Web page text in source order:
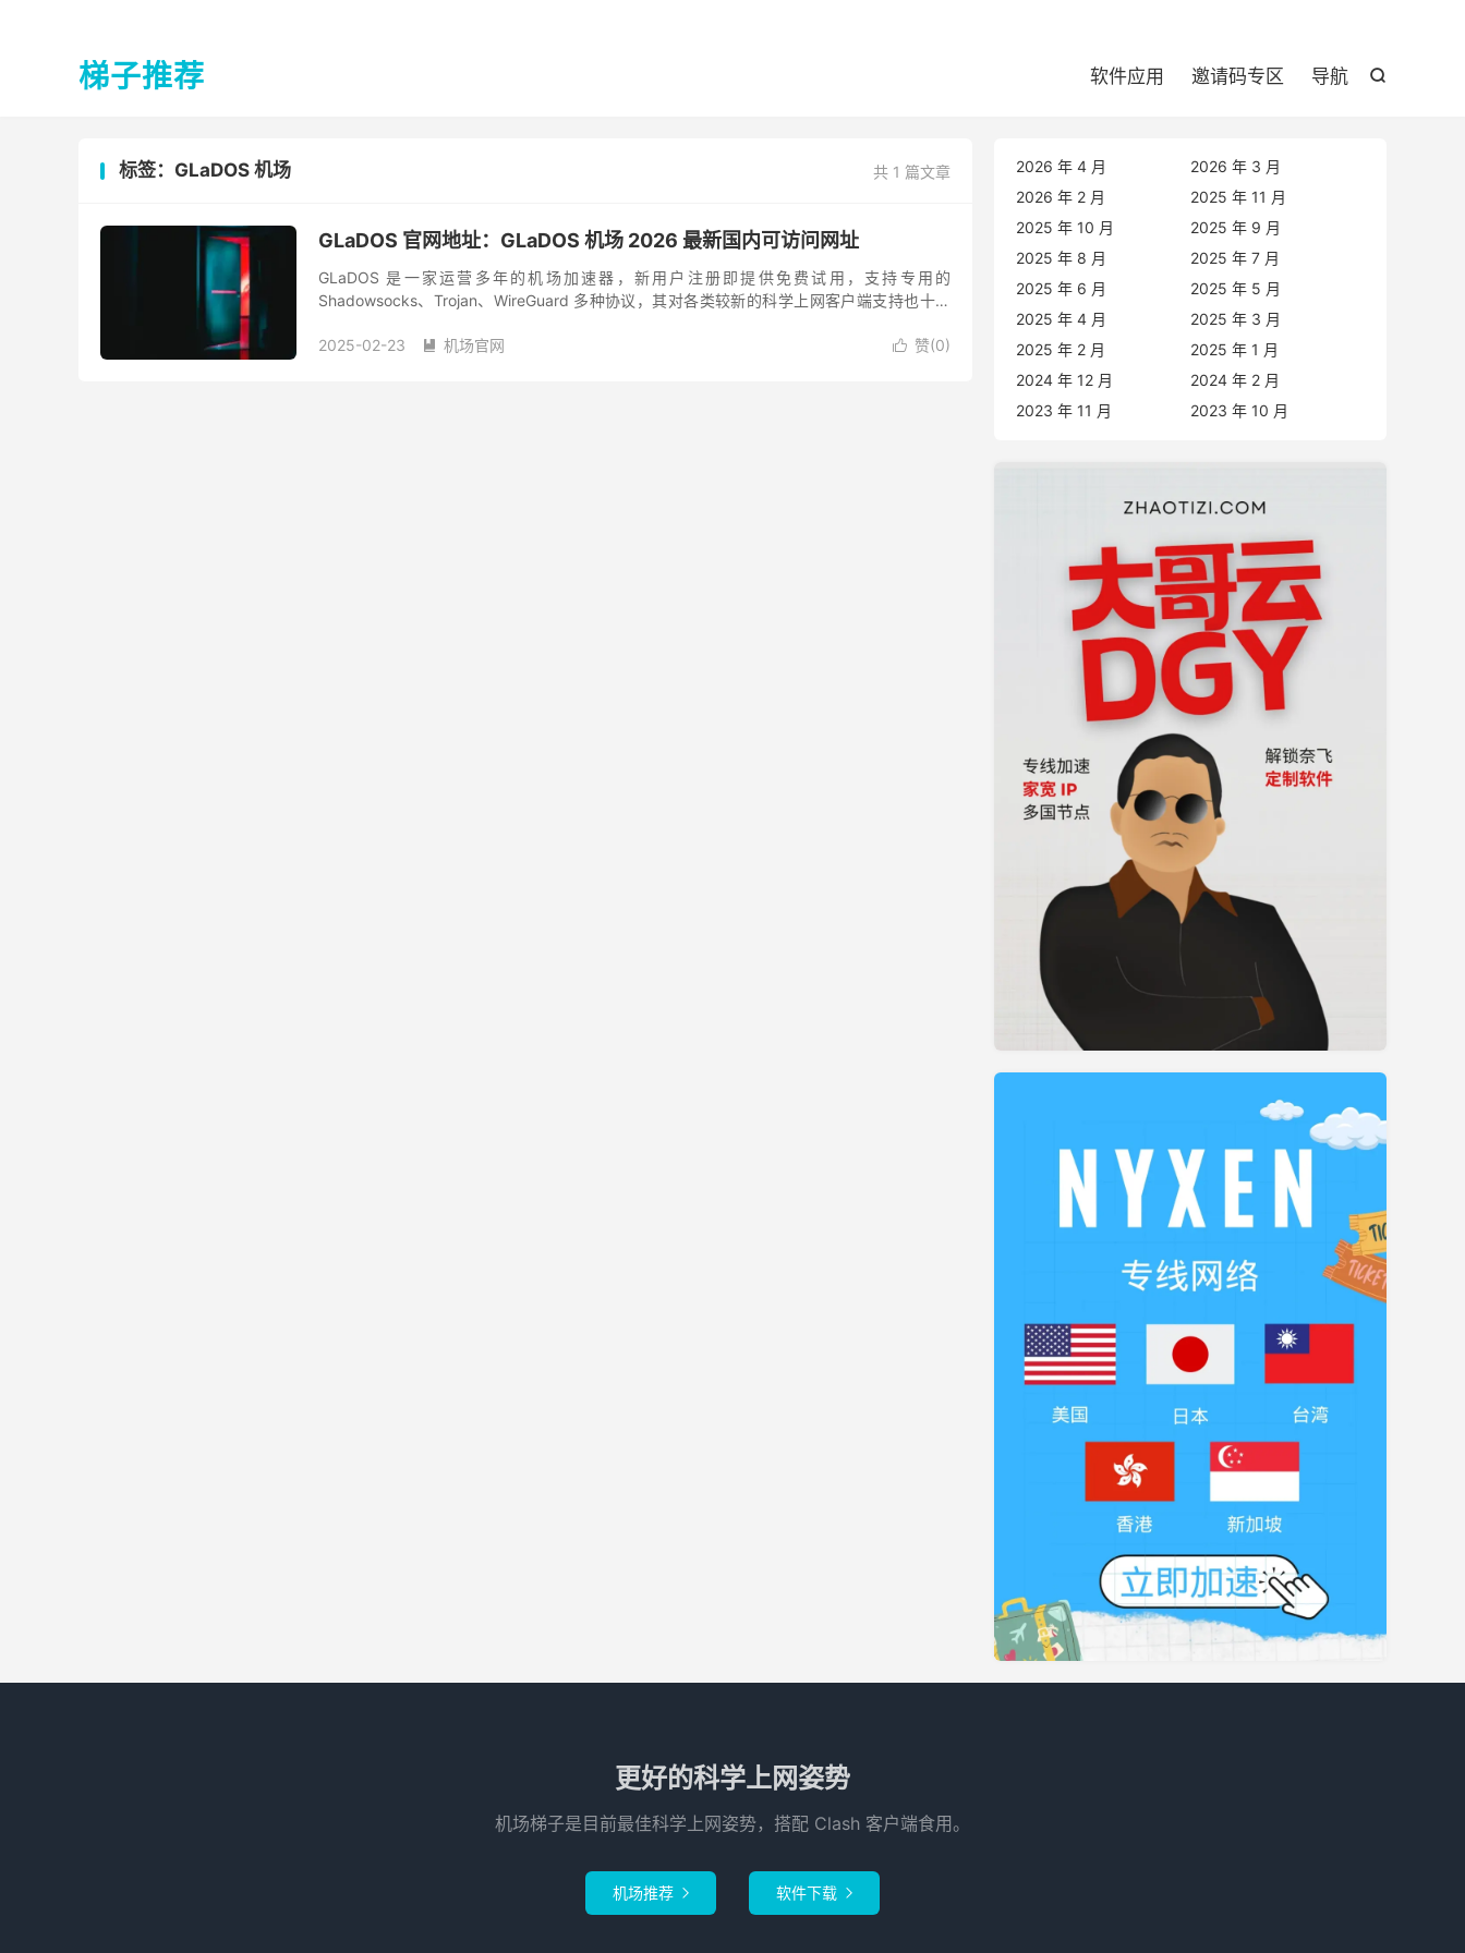
梯子推荐 
软件应用 邀请码专区 导航
共 1 篇文章
标签：GLaDOS 机场
GLaDOS 官网地址：GLaDOS 机场 2026 最新国内可访问网址
GLaDOS 是一家运营多年的机场加速器，新用户注册即提供免费试用，支持专用的
Shadowsocks、Trojan、WireGuard 多种协议，其对各类较新的科学上网客户端支持也十分
 赞(0)
2025-02-23  机场官网
2026 年 4 月
2026 年 3 月
2026 年 2 月
2025 年 11 月
2025 年 10 月
2025 年 9 月
2025 年 8 月
2025 年 7 月
2025 年 6 月
2025 年 5 月
2025 年 4 月
2025 年 3 月
2025 年 2 月
2025 年 1 月
2024 年 12 月
2024 年 2 月
2023 年 11 月
2023 年 10 月
更好的科学上网姿势
机场梯子是目前最佳科学上网姿势，搭配 Clash 客户端食用。
机场推荐  软件下载 